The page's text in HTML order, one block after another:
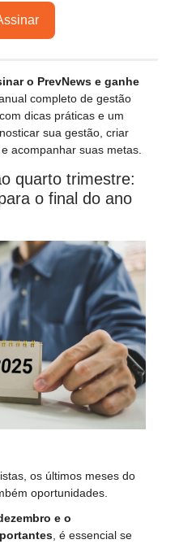
o PrevNews e ganhe
completo de gestão
dicas práticas e um
sua gestão, criar
acompanhar suas metas.
quarto trimestre:
o final do ano
os últimos meses do
oportunidades.
e o
, é essencial se